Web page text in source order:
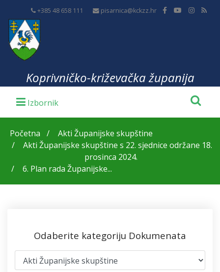
+385 48 658 111 pisarnica@kckzz.hr
Koprivničko-križevačka županija
Početna
Akti Županijske skupštine
Akti Županijske skupštine s 22. sjednice održane 18.
prosinca 2024.
6. Plan rada Županijske...
Odaberite kategoriju Dokumenata